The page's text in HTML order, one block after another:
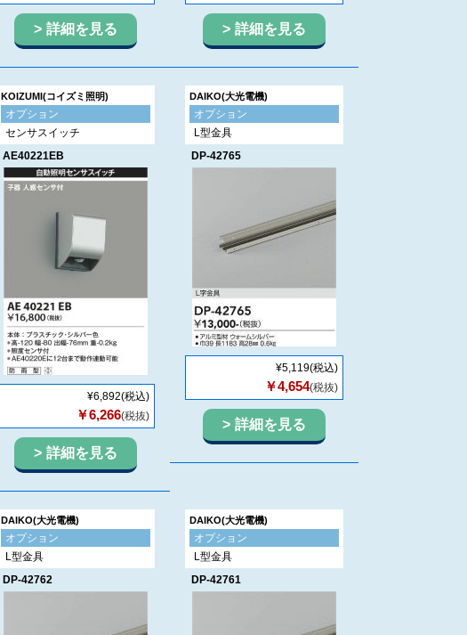
詳細を見る 詳細を見る
KOIZUMI(コイズミ照明)
オプション
センサスイッチ
AE40221EB
¥6,892(税込)
￥6,266(税抜)
詳細を見る
DAIKO(大光電機)
オプション
L型金具
DP-42765
¥5,119(税込)
￥4,654(税抜)
詳細を見る
DAIKO(大光電機)
オプション
L型金具
DP-42762
DAIKO(大光電機)
オプション
L型金具
DP-42761